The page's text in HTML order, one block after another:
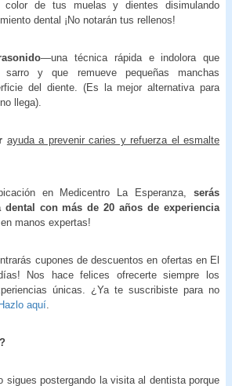
de tus muelas y dientes disimulando
dental ¡No notarán tus rellenos!
—una técnica rápida e indolora que
y que remueve pequeñas manchas
del diente. (Es la mejor alternativa para
llega).
ayuda a prevenir caries y refuerza el esmalte
en Medicentro La Esperanza, serás
con más de 20 años de experiencia
manos expertas!
cupones de descuentos en ofertas en El
Nos hace felices ofrecerte siempre los
únicas. ¿Ya te suscribiste para no
Hazlo aquí
sigues postergando la visita al dentista porque